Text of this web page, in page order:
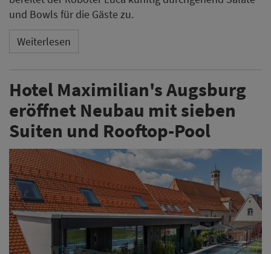
und Bowls für die Gäste zu.
Weiterlesen
Hotel Maximilian's Augsburg
eröffnet Neubau mit sieben
Suiten und Rooftop-Pool